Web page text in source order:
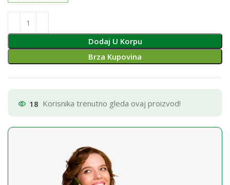
Dodaj U Korpu
Brza Kupovina
18 Korisnika trenutno gleda ovaj proizvod!